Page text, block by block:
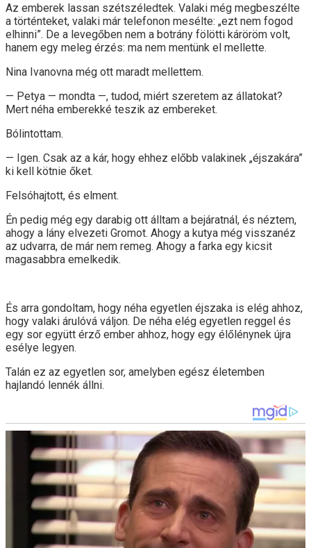
Az emberek lassan szétszéledtek. Valaki még megbeszélte
a történteket, valaki már telefonon mesélte: „ezt nem fogod
elhinni”. De a levegőben nem a botrány fölötti káröröm volt,
hanem egy meleg érzés: ma nem mentünk el mellette.
Nina Ivanovna még ott maradt mellettem.
— Petya — mondta —, tudod, miért szeretem az állatokat?
Mert néha emberekké teszik az embereket.
Bólintottam.
— Igen. Csak az a kár, hogy ehhez előbb valakinek „éjszakára”
ki kell kötnie őket.
Felsóhajtott, és elment.
Én pedig még egy darabig ott álltam a bejáratnál, és néztem,
ahogy a lány elvezeti Gromot. Ahogy a kutya még visszanéz
az udvarra, de már nem remeg. Ahogy a farka egy kicsit
magasabbra emelkedik.
És arra gondoltam, hogy néha egyetlen éjszaka is elég ahhoz,
hogy valaki árulóvá váljon. De néha elég egyetlen reggel és
egy sor együtt érző ember ahhoz, hogy egy élőlénynek újra
esélye legyen.
Talán ez az egyetlen sor, amelyben egész életemben
hajlandó lennék állni.